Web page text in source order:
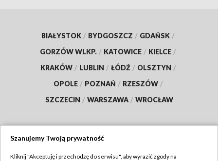
BIAŁYSTOK / BYDGOSZCZ / GDAŃSK /
GORZÓW WLKP. / KATOWICE / KIELCE /
KRAKÓW / LUBLIN / ŁÓDŹ / OLSZTYN /
OPOLE / POZNAŃ / RZESZÓW /
SZCZECIN / WARSZAWA / WROCŁAW
Szanujemy Twoją prywatność
Kliknij "Akceptuję i przechodzę do serwisu", aby wyrazić zgody na